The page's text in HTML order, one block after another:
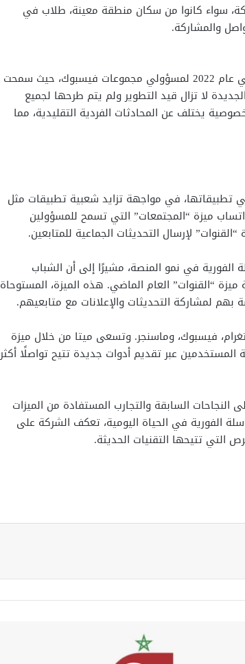
سواء كانوا من سكان منطقة معينة، طلاب في
والمشاركة.
وتأتي ميزة “المجتمعات” في أعقاب تجربة مشابهة ناجحة تم طرحها في عام 2022 لمسؤولي مجموعات فيسبوك، حيث سمحت
لا تزال قيد التطوير ولم يتم طرحها لجميع
يختلف عن المحادثات الفردية التقليدية، مما
تطبيقاتها، في مواجهة تزايد شعبية تطبيقات مثل
تقدم ميزات مشابهة. ففي عام 2022، أضاف واتساب ميزة “المجتمعات” التي تسمح للمسؤولين
لإرسال التحديثات الجماعية للمتابعين.
الفورية في نمو المنصة، مشيرًا إلى أن الشباب
“القنوات” العام الماضي. هذه الميزة، المستوحاة
لمشاركة التحديثات والإعلانات مع متابعيهم.
فيسبوك، وماسنجر. وتسعى ميتا من خلال ميزة
عبر تقديم أدوات جديدة تتيح تواصلًا أكثر
النجاحات السابقة والتجارب المستفادة من الميزات
الفورية في الحياة اليومية، تعكف الشركة على
التي تتيحها التقنيات الحديثة.